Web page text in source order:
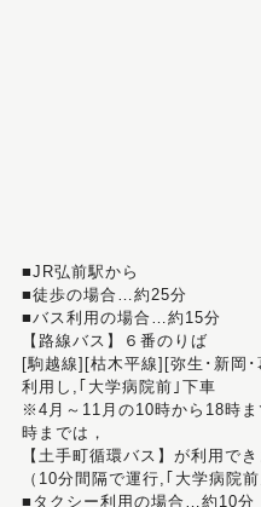
■JR弘前駅から
■徒歩の場合…約25分
■バス利用の場合…約15分
【路線バス】６番のりば
[駒越線][枯木平線][弥生･新岡
利用し,｢大学病院前｣下車
※4月～11月の10時から18時
時までは，
【土手町循環バス】が利用でき
（10分間隔で運行,｢大学病院前
■タクシー利用の場合…約10分